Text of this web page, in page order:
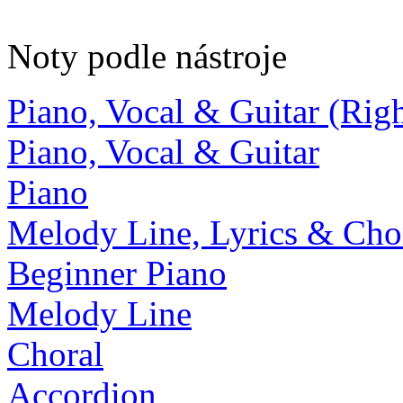
Noty podle nástroje
Piano, Vocal & Guitar
Piano, Vocal & Guitar
Piano
Melody Line, Lyrics &
Beginner Piano
Melody Line
Choral
Accordion